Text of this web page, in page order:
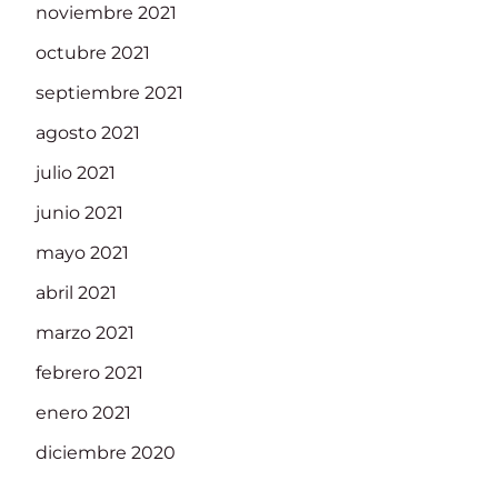
noviembre 2021
octubre 2021
septiembre 2021
agosto 2021
julio 2021
junio 2021
mayo 2021
abril 2021
marzo 2021
febrero 2021
enero 2021
diciembre 2020